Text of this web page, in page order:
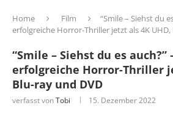
Home Film
“Smile – Siehst du
erfolgreiche Horror-Thriller jetzt als 4K UHD,
“Smile – Siehst du es
erfolgreiche Horror-Thriller
Blu-ray und DVD
verfasst vonTobi 15. Dezember 2022